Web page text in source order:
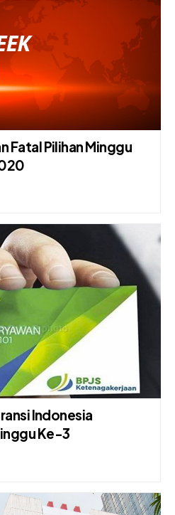
Fatal Pilihan Minggu
Indonesia
Ke-3